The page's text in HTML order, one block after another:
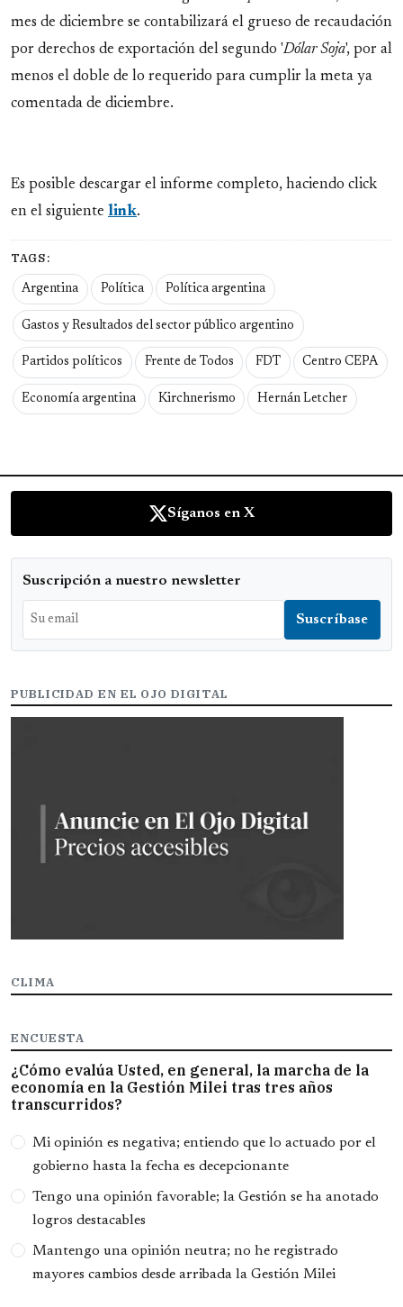
mes de diciembre se contabilizará el grueso de recaudación
por derechos de exportación del segundo 'Dólar Soja', por al
menos el doble de lo requerido para cumplir la meta ya
comentada de diciembre.
Es posible descargar el informe completo, haciendo click
en el siguiente link.
TAGS:
Argentina Política Política argentina
Gastos y Resultados del sector público argentino
Partidos políticos Frente de Todos FDT Centro CEPA
Economía argentina Kirchnerismo Hernán Letcher
Síganos en X
Suscripción a nuestro newsletter
PUBLICIDAD EN EL OJO DIGITAL
CLIMA
ENCUESTA
¿Cómo evalúa Usted, en general, la marcha de la
economía en la Gestión Milei tras tres años
transcurridos?
Opciones
Mi opinión es negativa; entiendo que lo actuado por el
gobierno hasta la fecha es decepcionante
Tengo una opinión favorable; la Gestión se ha anotado
logros destacables
Mantengo una opinión neutra; no he registrado
mayores cambios desde arribada la Gestión Milei